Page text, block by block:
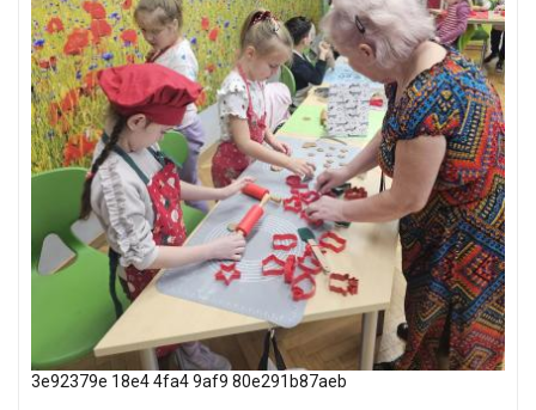
3e92379e 18e4 4fa4 9af9 80e291b87aeb